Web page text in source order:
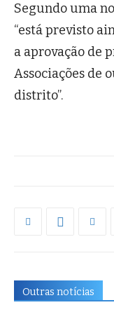
Segundo uma
“está previsto
a aprovação de
Associações de
distrito”.
Outras notícias